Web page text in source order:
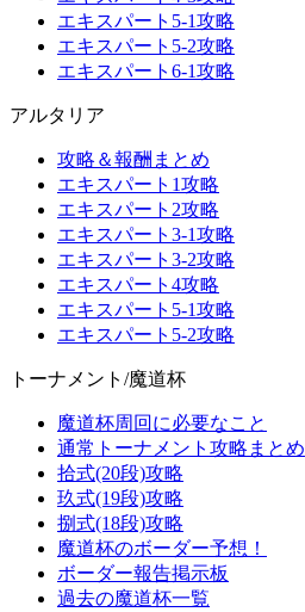
エキスパート5-1攻略
エキスパート5-2攻略
エキスパート6-1攻略
アルタリア
攻略＆報酬まとめ
エキスパート1攻略
エキスパート2攻略
エキスパート3-1攻略
エキスパート3-2攻略
エキスパート4攻略
エキスパート5-1攻略
エキスパート5-2攻略
トーナメント/魔道杯
魔道杯周回に必要なこと
通常トーナメント攻略まとめ
拾式(20段)攻略
玖式(19段)攻略
捌式(18段)攻略
魔道杯のボーダー予想！
ボーダー報告掲示板
過去の魔道杯一覧